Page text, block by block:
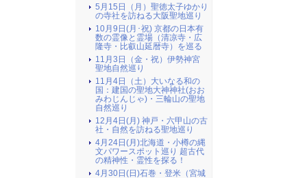
5月15日（月）聖徳太子ゆかり
の寺社を訪ねる大阪聖地巡り
10月9日(月･祝) 京都の日本有
数の霊像と霊場（清凉寺・広
隆寺・比叡山延暦寺）を巡る
11月3日（金・祝）伊勢神宮
聖地自然巡り
11月4日（土）大いなる和の
国：建国の聖地大神神社(おお
みわじんじゃ)・三輪山の聖地
自然巡り
12月4日(月) 神戸・六甲山の古
社・自然を訪ねる聖地巡り
4月24日(月)北海道・小樽の縄
文パワースポット巡り 超古代
の精神性・霊性を探る！
4月30日(日)石巻・登米（宮城